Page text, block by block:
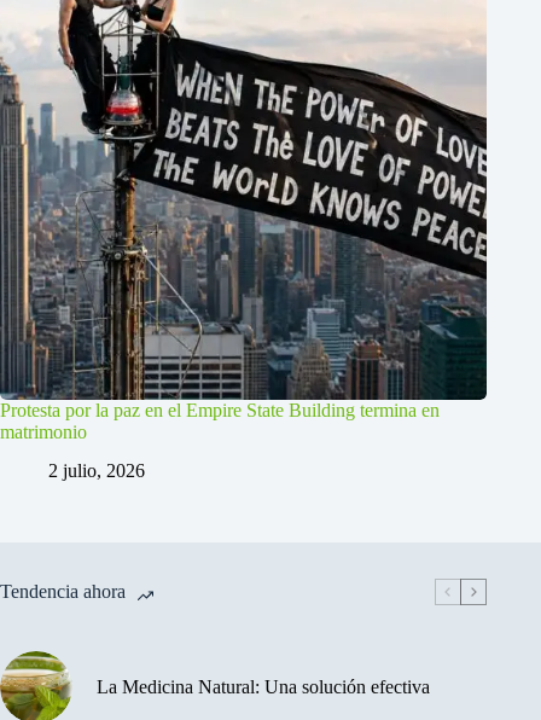
Protesta por la paz en el Empire State Building termina en
matrimonio
2 julio, 2026
Tendencia ahora
La Medicina Natural: Una solución efectiva